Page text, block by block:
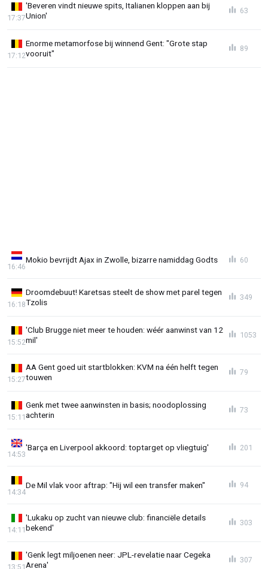
'Beveren vindt nieuwe spits, Italianen kloppen aan bij
Union'
17:37
63
Enorme metamorfose bij winnend Gent: "Grote stap
vooruit"
17:12
89
Mokio bevrijdt Ajax in Zwolle, bizarre namiddag Godts
16:46
60
Droomdebuut! Karetsas steelt de show met parel tegen
Tzolis
16:18
349
'Club Brugge niet meer te houden: wéér aanwinst van 12
mil'
15:52
1053
AA Gent goed uit startblokken: KVM na één helft tegen
touwen
15:27
79
Genk met twee aanwinsten in basis; noodoplossing
achterin
15:11
73
'Barça en Liverpool akkoord: toptarget op vliegtuig'
14:53
201
De Mil vlak voor aftrap: "Hij wil een transfer maken"
14:34
94
'Lukaku op zucht van nieuwe club: financiële details
bekend'
14:11
303
'Genk legt miljoenen neer: JPL-revelatie naar Cegeka
Arena'
13:51
307